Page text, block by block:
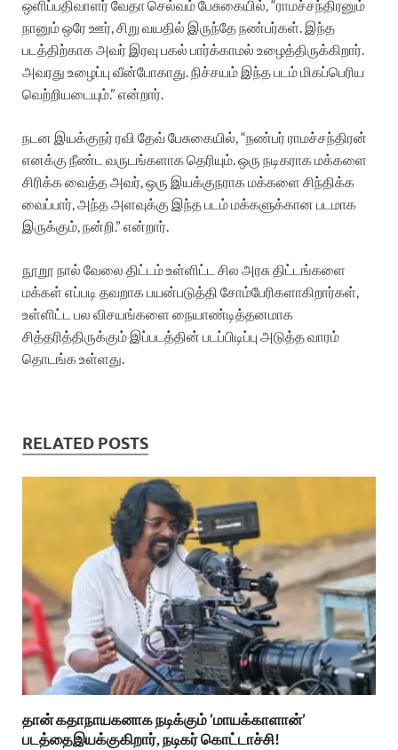
ஒளிப்பதிவாளர் வேதா செல்வம் பேசுகையில், “ராமச்சந்திரனும்
நானும் ஒரே ஊர், சிறு வயதில் இருந்தே நண்பர்கள். இந்த
படத்திற்காக அவர் இரவு பகல் பார்க்காமல் உழைத்திருக்கிறார்.
அவரது உழைப்பு வீன்போகாது. நிச்சயம் இந்த படம் மிகப்பெரிய
வெற்றியடையும்.” என்றார்.
நடன இயக்குநர் ரவி தேவ் பேசுகையில், “நண்பர் ராமச்சந்திரன்
எனக்கு நீண்ட வருடங்களாக தெரியும். ஒரு நடிகராக மக்களை
சிரிக்க வைத்த அவர், ஒரு இயக்குநராக மக்களை சிந்திக்க
வைப்பார், அந்த அளவுக்கு இந்த படம் மக்களுக்கான படமாக
இருக்கும், நன்றி.” என்றார்.
நூறூ நால் வேலை திட்டம் உள்ளிட்ட சில அரசு திட்டங்களை
மக்கள் எப்படி தவறாக பயன்படுத்தி சோம்பேரிகளாகிறார்கள்,
உள்ளிட்ட பல விசயங்களை நையாண்டித்தனமாக
சித்தரித்திருக்கும் இப்படத்தின் படப்பிடிப்பு அடுத்த வாரம்
தொடங்க உள்ளது.
RELATED POSTS
தான் கதாநாயகனாக நடிக்கும் ‘மாயக்காளான்’
படத்தைஇயக்குகிறார், நடிகர் கொட்டாச்சி!